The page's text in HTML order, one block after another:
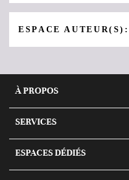
ESPACE
À PROPOS
SERVICES
ESPACES DÉDIÉS